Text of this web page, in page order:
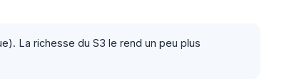
La richesse du S3 le rend un peu plus